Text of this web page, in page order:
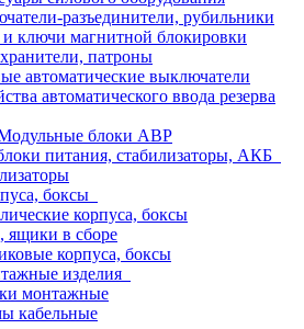
разъединители, рубильники
ключи магнитной блокировки
патроны
автоматические выключатели
автоматического ввода резерва
блоки АВР
питания, стабилизаторы, АКБ
боксы
корпуса, боксы
в сборе
корпуса, боксы
изделия
монтажные
кабельные